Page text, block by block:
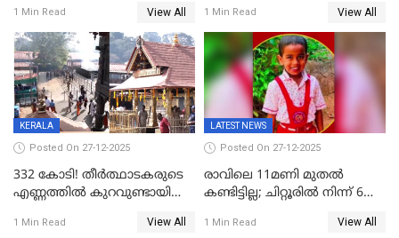
കേസ്; തർക്കമുണ്ടായത്
ഫേഷ്യലിന് 300 രൂപ
ആവശ്യപ്പെട്ടതിനെച്ചൊല്ലി
1 Min Read View All
അപകടം കണ്ണൂരിൽ
1 Min Read View All
KERALA
Posted On 27-12-2025
332 കോടി! തീർത്ഥാടകരുടെ
എണ്ണത്തിൽ കുറവുണ്ടായിട്ടും
കുതിച്ചുയരുന്നു
1 Min Read View All
LATEST NEWS
Posted On 27-12-2025
രാവിലെ 11മണി മുതൽ
കണ്ടിട്ടില്ല; ചിറ്റൂരിൽ നിന്ന് 6
1 Min Read View All